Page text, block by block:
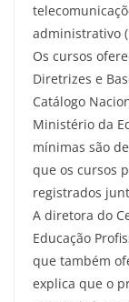
administrativo
Os cursos
Diretrizes e
Catálogo
Ministério da
mínimas são
que os cursos
registrados
A diretora do
Educação
que também
explica que o